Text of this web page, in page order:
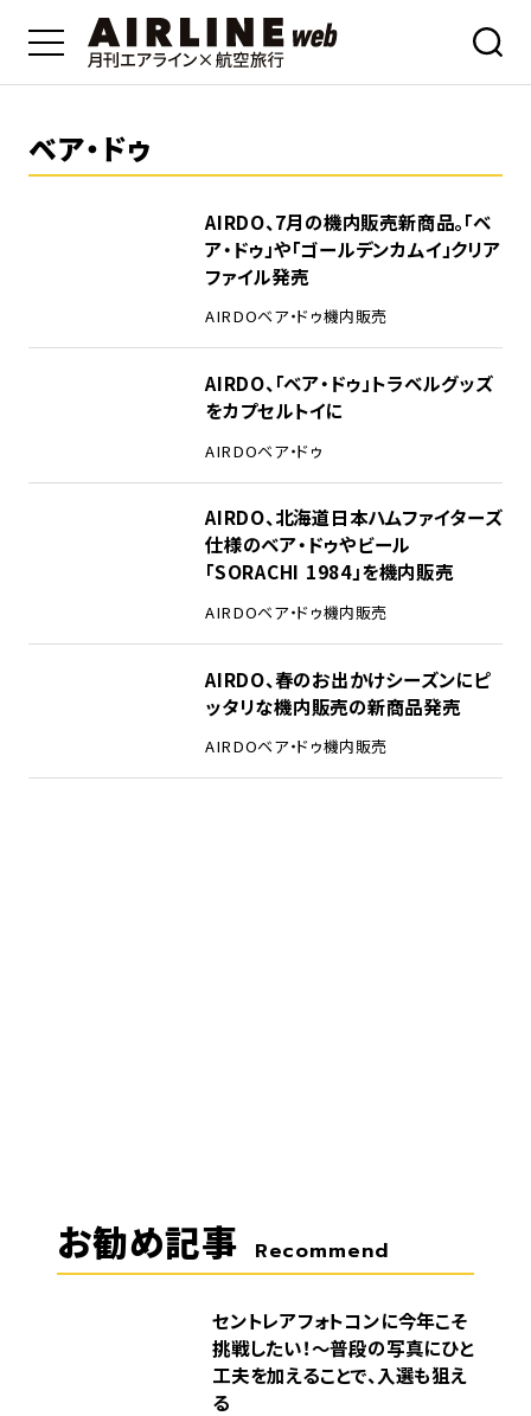
ベア・ドゥ
AIRDO、7月の機内販売新商品。「ベ
ア・ドゥ」や「ゴールデンカムイ」クリア
ファイル発売
AIRDOベア・ドゥ機内販売
AIRDO、「ベア・ドゥ」トラベルグッズ
をカプセルトイに
AIRDOベア・ドゥ
AIRDO、北海道日本ハムファイターズ
仕様のベア・ドゥやビール
「SORACHI 1984」を機内販売
AIRDOベア・ドゥ機内販売
AIRDO、春のお出かけシーズンにピ
ッタリな機内販売の新商品発売
AIRDOベア・ドゥ機内販売
お勧め記事 Recommend
セントレアフォトコンに今年こそ
挑戦したい！～普段の写真にひと
工夫を加えることで、入選も狙え
る